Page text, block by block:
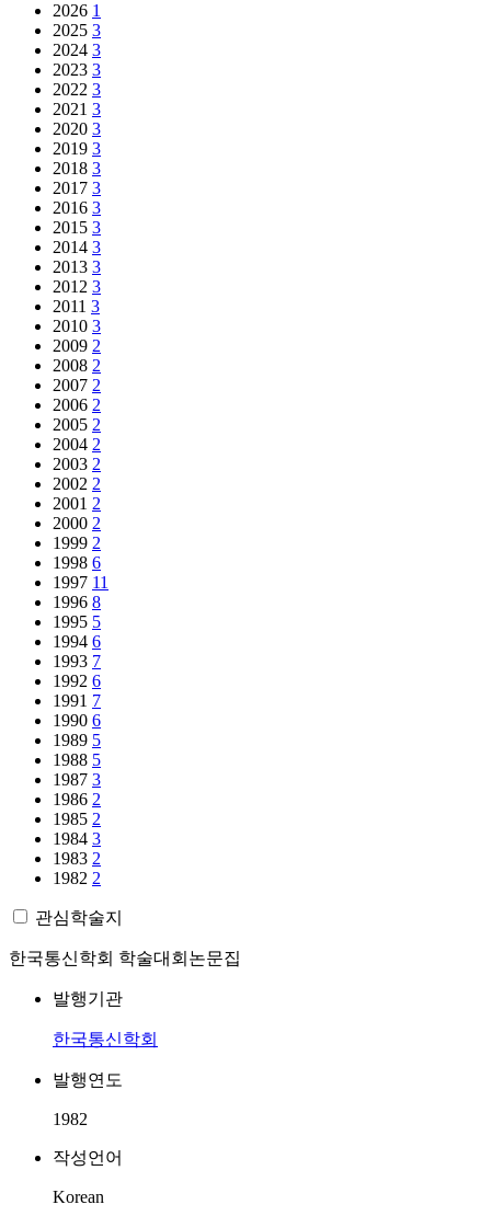
2026 1
2025 3
2024 3
2023 3
2022 3
2021 3
2020 3
2019 3
2018 3
2017 3
2016 3
2015 3
2014 3
2013 3
2012 3
2011 3
2010 3
2009 2
2008 2
2007 2
2006 2
2005 2
2004 2
2003 2
2002 2
2001 2
2000 2
1999 2
1998 6
1997 11
1996 8
1995 5
1994 6
1993 7
1992 6
1991 7
1990 6
1989 5
1988 5
1987 3
1986 2
1985 2
1984 3
1983 2
1982 2
관심학술지
한국통신학회 학술대회논문집
발행기관
한국통신학회
발행연도
1982
작성언어
Korean